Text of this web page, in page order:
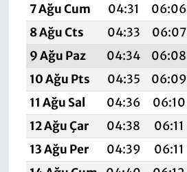
7 Ağu Cum
04:31 06:06
8 Ağu Cts
04:33 06:07
9 Ağu Paz
04:34 06:08
10 Ağu Pts
04:35 06:09
11 Ağu Sal
04:36 06:10
12 Ağu Çar
04:38 06:11
13 Ağu Per
04:39 06:11